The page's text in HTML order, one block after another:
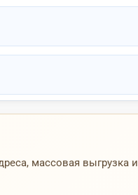
массовая выгрузка и